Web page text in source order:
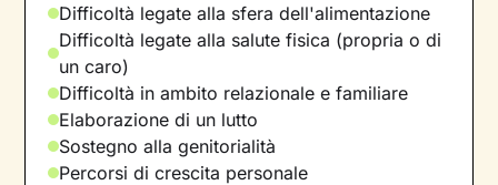
Difficoltà legate alla sfera dell'alimentazione
Difficoltà legate alla salute fisica (propria o di
un caro)
Difficoltà in ambito relazionale e familiare
Elaborazione di un lutto
Sostegno alla genitorialità
Percorsi di crescita personale